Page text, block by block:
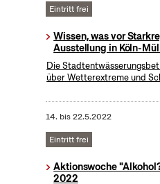
Eintritt frei
Wissen, was vor
Ausstellung in Köln-
Die
über Wetterextreme und
14. bis22.5.2022
Eintritt frei
Aktionswoche
2022